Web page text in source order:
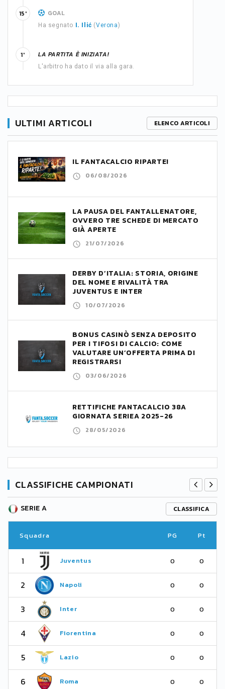
GOAL
Ha segnato I. Ilić (Verona)
15'
LA PARTITA È INIZIATA!
L'arbitro ha dato il via alla gara.
1'
ULTIMI ARTICOLI ELENCO ARTICOLI
IL FANTACALCIO RIPARTE!
06/08/2026
LA PAUSA DEL FANTALLENATORE,
OVVERO TRE SCHEDE DI MERCATO
GIÀ APERTE
21/07/2026
DERBY D’ITALIA: STORIA, ORIGINE
DEL NOME E RIVALITÀ TRA
JUVENTUS E INTER
10/07/2026
BONUS CASINÒ SENZA DEPOSITO
PER I TIFOSI DI CALCIO: COME
VALUTARE UN’OFFERTA PRIMA DI
REGISTRARSI
03/06/2026
RETTIFICHE FANTACALCIO 38A
GIORNATA SERIEA 2025-26
28/05/2026
CLASSIFICHE CAMPIONATI
SERIE A CLASSIFICA
Squadra PG Pt
1 Juventus 0 0
2 Napoli 0 0
3 Inter 0 0
4 Fiorentina 0 0
5 Lazio 0 0
6 Roma 0 0